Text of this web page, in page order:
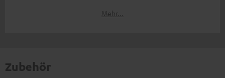
Mehr...
Zubehör